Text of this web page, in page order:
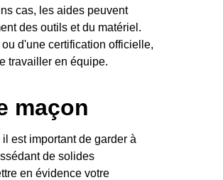
cas, les aides peuvent
des outils et du matériel.
d'une certification officielle,
travailler en équipe.
maçon
est important de garder à
de solides
en évidence votre